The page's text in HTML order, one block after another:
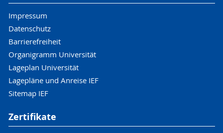
Impressum
Datenschutz
Barrierefreiheit
Organigramm Universität
Lageplan Universität
Lagepläne und Anreise IEF
Sitemap IEF
Zertifikate